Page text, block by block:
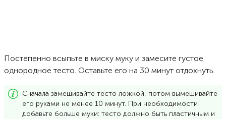
Постепенно всыпьте в миску муку и замесите густое
однородное тесто. Оставьте его на 30 минут отдохнуть.
Сначала замешивайте тесто ложкой, потом вымешивайте
его руками не менее 10 минут. При необходимости
добавьте больше муки: тесто должно быть пластичным и